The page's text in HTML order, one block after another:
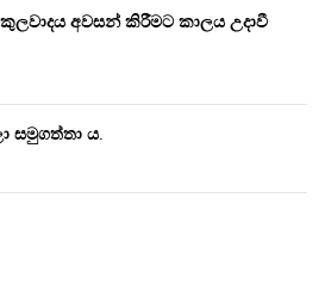
අවසන් කිරීමට කාලය උදාවී
සමුගත්තා ය.